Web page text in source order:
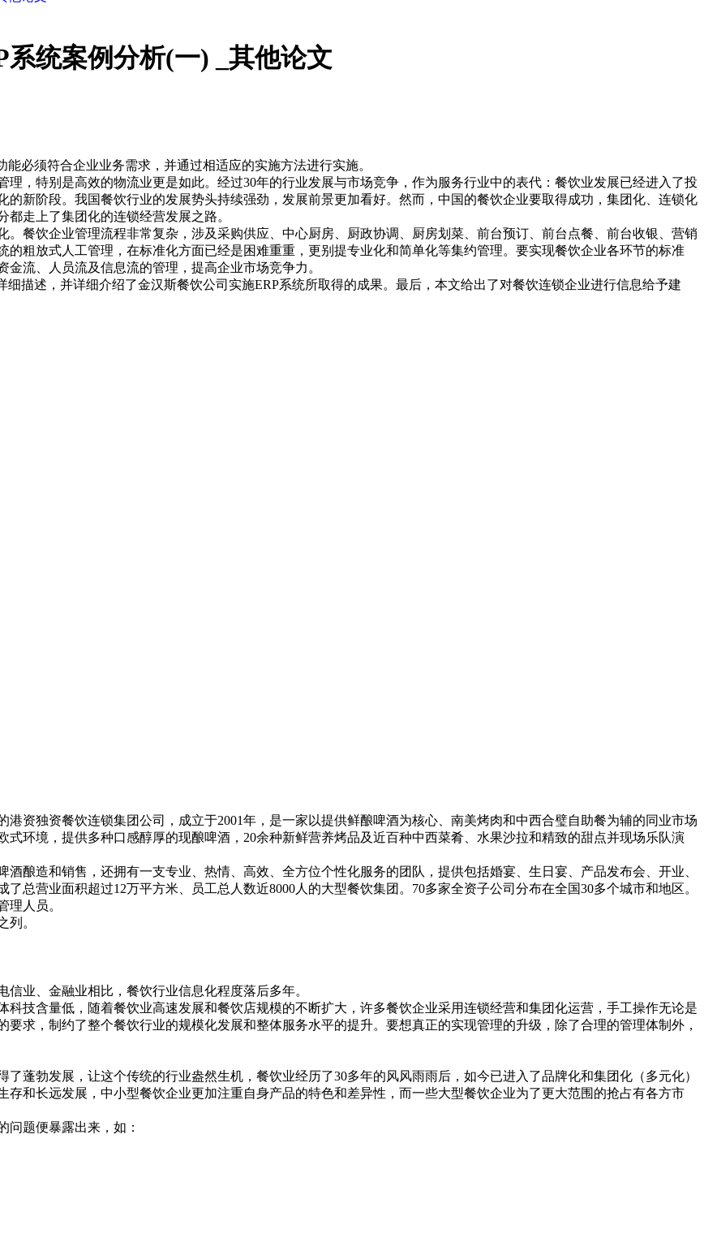
统案例分析(一) _其他论文
必须符合企业业务需求，并通过相适应的实施方法进行实施。
，特别是高效的物流业更是如此。经过30年的行业发展与市场竞争，作为服务行业中的表代：餐饮业发展已经进入了投
新阶段。我国餐饮行业的发展势头持续强劲，发展前景更加看好。然而，中国的餐饮企业要取得成功，集团化、连锁化
走上了集团化的连锁经营发展之路。
餐饮企业管理流程非常复杂，涉及采购供应、中心厨房、厨政协调、厨房划菜、前台预订、前台点餐、前台收银、营销
粗放式人工管理，在标准化方面已经是困难重重，更别提专业化和简单化等集约管理。要实现餐饮企业各环节的标准
流、人员流及信息流的管理，提高企业市场竞争力。
描述，并详细介绍了金汉斯餐饮公司实施ERP系统所取得的成果。最后，本文给出了对餐饮连锁企业进行信息给予建
资独资餐饮连锁集团公司，成立于2001年，是一家以提供鲜酿啤酒为核心、南美烤肉和中西合璧自助餐为辅的同业市场
环境，提供多种口感醇厚的现酿啤酒，20余种新鲜营养烤品及近百种中西菜肴、水果沙拉和精致的甜点并现场乐队演
酿造和销售，还拥有一支专业、热情、高效、全方位个性化服务的团队，提供包括婚宴、生日宴、产品发布会、开业、
总营业面积超过12万平方米、员工总人数近8000人的大型餐饮集团。70多家全资子公司分布在全国30多个城市和地区。
理人员。
列。
业、金融业相比，餐饮行业信息化程度落后多年。
技含量低，随着餐饮业高速发展和餐饮店规模的不断扩大，许多餐饮企业采用连锁经营和集团化运营，手工操作无论是
求，制约了整个餐饮行业的规模化发展和整体服务水平的提升。要想真正的实现管理的升级，除了合理的管理体制外，
蓬勃发展，让这个传统的行业盎然生机，餐饮业经历了30多年的风风雨雨后，如今已进入了品牌化和集团化（多元化）
和长远发展，中小型餐饮企业更加注重自身产品的特色和差异性，而一些大型餐饮企业为了更大范围的抢占有各方市
问题便暴露出来，如：